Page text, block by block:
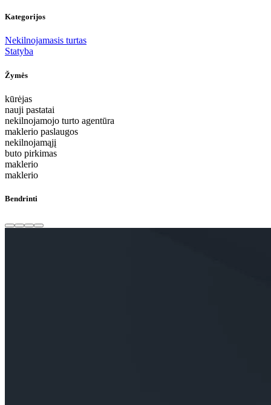
Kategorijos
Nekilnojamasis turtas
Statyba
Žymės
kūrėjas
nauji pastatai
nekilnojamojo turto agentūra
maklerio paslaugos
nekilnojamąjį
buto pirkimas
maklerio
maklerio
Bendrinti